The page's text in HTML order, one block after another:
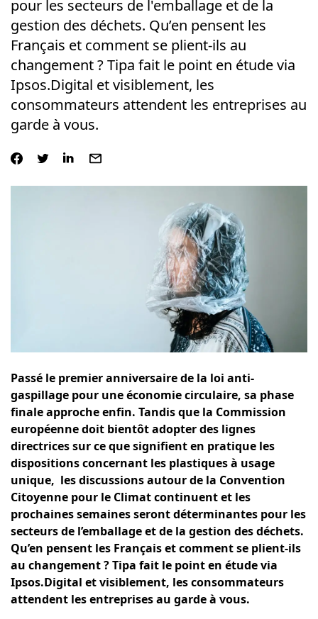
pour les secteurs de l'emballage et de la
gestion des déchets. Qu’en pensent les
Français et comment se plient-ils au
changement ? Tipa fait le point en étude via
Ipsos.Digital et visiblement, les
consommateurs attendent les entreprises au
garde à vous.
Passé le premier anniversaire de la loi anti-
gaspillage pour une économie circulaire, sa phase
finale approche enfin. Tandis que la Commission
européenne doit bientôt adopter des lignes
directrices sur ce que signifient en pratique les
dispositions concernant les plastiques à usage
unique, les discussions autour de la Convention
Citoyenne pour le Climat continuent et les
prochaines semaines seront déterminantes pour les
secteurs de l’emballage et de la gestion des déchets.
Qu’en pensent les Français et comment se plient-ils
au changement ? Tipa fait le point en étude via
Ipsos.Digital et visiblement, les consommateurs
attendent les entreprises au garde à vous.